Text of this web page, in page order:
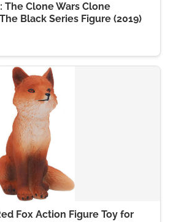
The Clone Wars Clone
Black Series Figure (2019)
Fox Action Figure Toy for